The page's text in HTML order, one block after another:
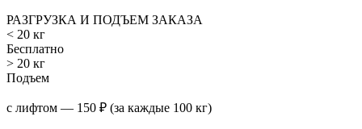
РАЗГРУЗКА И ПОДЪЕМ ЗАКАЗА
< 20 кг
Бесплатно
> 20 кг
Подъем
с лифтом — 150 ₽ (за каждые 100 кг)